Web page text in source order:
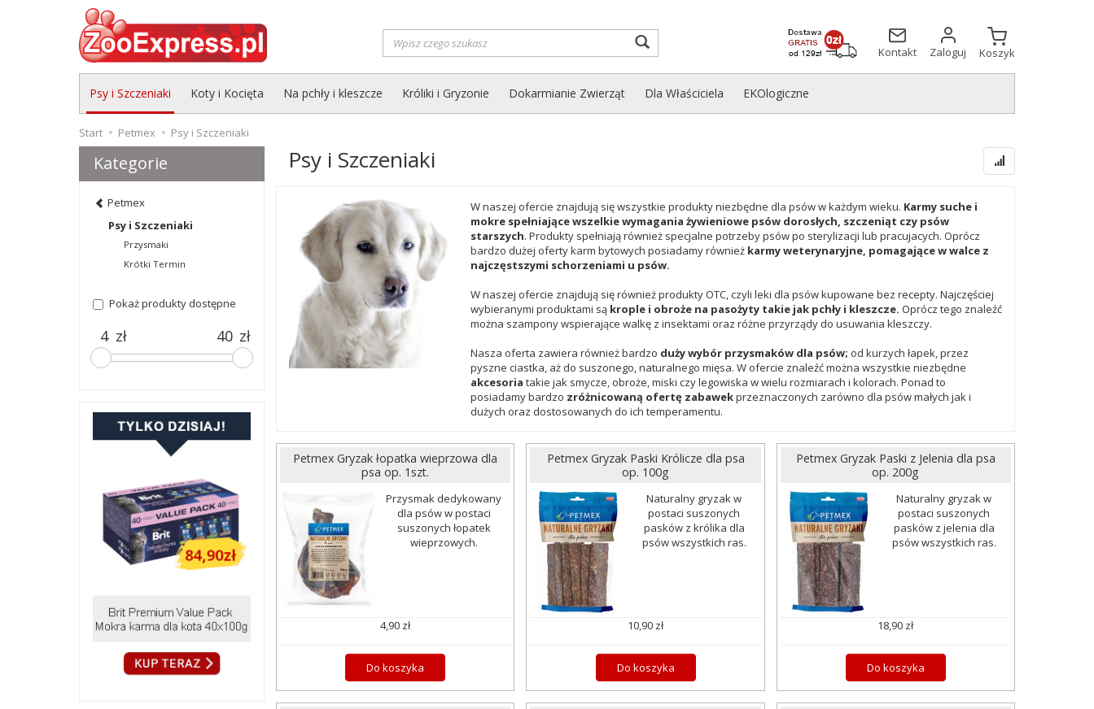
Kontakt
Zaloguj Koszyk
Psy i Szczeniaki Koty i Kocięta Na pchły i kleszcze Króliki i Gryzonie Dokarmianie Zwierząt Dla Właściciela EKOlogiczne
Start Petmex Psy i Szczeniaki
Psy i Szczeniaki
W naszej ofercie znajdują się wszystkie produkty niezbędne dla psów w każdym wieku. Karmy suche i
mokre spełniające wszelkie wymagania żywieniowe psów dorosłych, szczeniąt czy psów
starszych. Produkty spełniają również specjalne potrzeby psów po sterylizacji lub pracujacych. Oprócz
bardzo dużej oferty karm bytowych posiadamy również karmy weterynaryjne, pomagające w walce z
najczęstszymi schorzeniami u psów.
W naszej ofercie znajdują się również produkty OTC, czyli leki dla psów kupowane bez recepty. Najczęściej
wybieranymi produktami sąkrople i obroże na pasożyty takie jak pchły i kleszcze. Oprócz tego znaleźć
można szampony wspierające walkę z insektami oraz różne przyrządy do usuwania kleszczy.
Nasza oferta zawiera również bardzo duży wybór przysmaków dla psów; od kurzych łapek, przez
pyszne ciastka, aż do suszonego, naturalnego mięsa. W ofercie znaleźć można wszystkie niezbędne
akcesoria takie jak smycze, obroże, miski czy legowiska w wielu rozmiarach i kolorach. Ponad to
posiadamy bardzo zróżnicowaną ofertę zabawekprzeznaczonych zarówno dla psów małych jak i
dużych oraz dostosowanych do ich temperamentu.
Petmex Gryzak łopatka wieprzowa dla
psa op. 1szt.
Przysmak dedykowany
dla psów w postaci
suszonych łopatek
wieprzowych.
4,90 zł
Do koszyka
Petmex Gryzak Paski Królicze dla psa
op. 100g
Naturalny gryzak w
postaci suszonych
pasków z królika dla
psów wszystkich ras.
10,90 zł
Do koszyka
Petmex Gryzak Paski z Jelenia dla psa
op. 200g
Naturalny gryzak w
postaci suszonych
pasków z jelenia dla
psów wszystkich ras.
18,90 zł
Do koszyka
Kategorie
Petmex
Psy i Szczeniaki
Przysmaki
Krótki Termin
Pokaż produkty dostępne
zł zł